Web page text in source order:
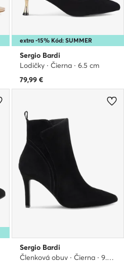
extra -15% Kód: SUMMER
Sergio Bardi
Lodičky · Čierna · 6.5 cm
79,99 €
Sergio Bardi
Členková obuv · Čierna · 9.5 cm